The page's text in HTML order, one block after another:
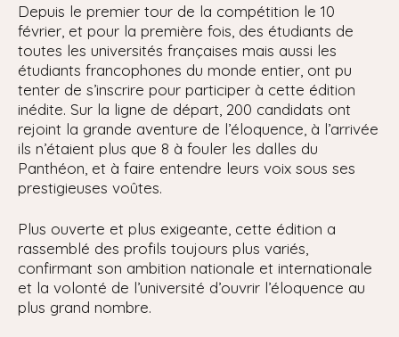
Depuis le premier tour de la compétition le 10
février, et pour la première fois, des étudiants de
toutes les universités françaises mais aussi les
étudiants francophones du monde entier, ont pu
tenter de s’inscrire pour participer à cette édition
inédite. Sur la ligne de départ, 200 candidats ont
rejoint la grande aventure de l’éloquence, à l’arrivée
ils n’étaient plus que 8 à fouler les dalles du
Panthéon, et à faire entendre leurs voix sous ses
prestigieuses voûtes.
Plus ouverte et plus exigeante, cette édition a
rassemblé des profils toujours plus variés,
confirmant son ambition nationale et internationale
et la volonté de l’université d’ouvrir l’éloquence au
plus grand nombre.